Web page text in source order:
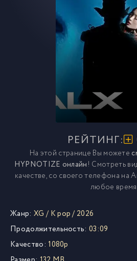
РЕЙТИНГ:
На этой странице Вы можете
HYPNOTIZE онлайн! Смотреть
качестве, со своего телефона на
любое
Жанр: XG / K pop/ 2026
Продолжительность: 03:09
Качество: 1080p